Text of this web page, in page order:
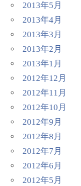
2013年5月
2013年4月
2013年3月
2013年2月
2013年1月
2012年12月
2012年11月
2012年10月
2012年9月
2012年8月
2012年7月
2012年6月
2012年5月